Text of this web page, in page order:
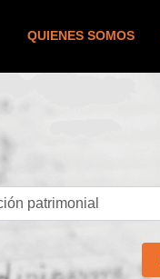
QUIENES SOMOS